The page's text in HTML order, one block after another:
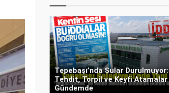
Tepebaşı’nda Sular Durulmuyor:
Tehdit, Torpil ve Keyfi Atamalar
Gündemde